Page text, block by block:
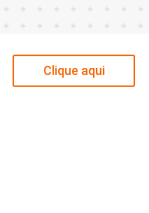
Clique aqui